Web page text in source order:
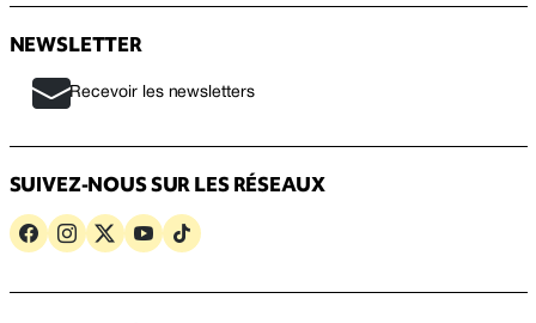
NEWSLETTER
Recevoir les newsletters
SUIVEZ-NOUS SUR LES RÉSEAUX